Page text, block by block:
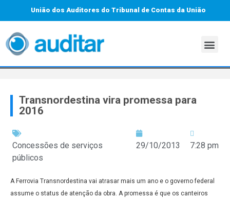
União dos Auditores do Tribunal de Contas da União
Transnordestina vira promessa para
2016
Concessões de serviços
públicos
29/10/2013 7:28 pm
A Ferrovia Transnordestina vai atrasar mais um ano e o governo federal
assume o status de atenção da obra. A promessa é que os canteiros